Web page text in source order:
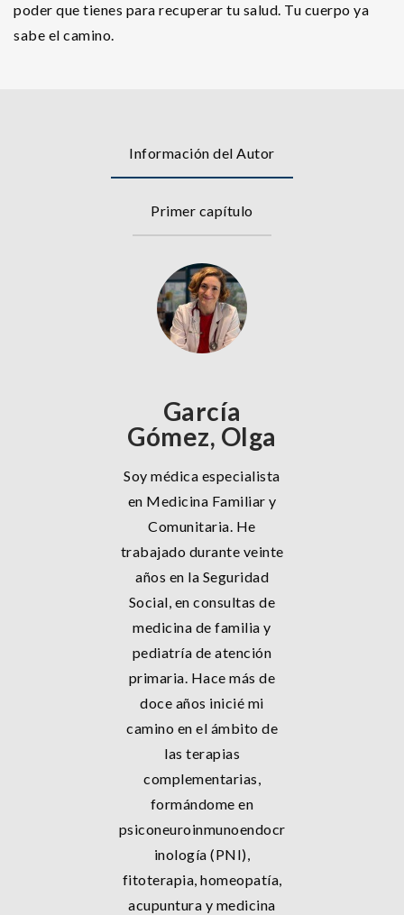
poder que tienes para recuperar tu salud. Tu cuerpo ya
sabe el camino.
Información del Autor
Primer capítulo
García
Gómez, Olga
Soy médica especialista
en Medicina Familiar y
Comunitaria. He
trabajado durante veinte
años en la Seguridad
Social, en consultas de
medicina de familia y
pediatría de atención
primaria. Hace más de
doce años inicié mi
camino en el ámbito de
las terapias
complementarias,
formándome en
psiconeuroinmunoendocr
inología (PNI),
fitoterapia, homeopatía,
acupuntura y medicina